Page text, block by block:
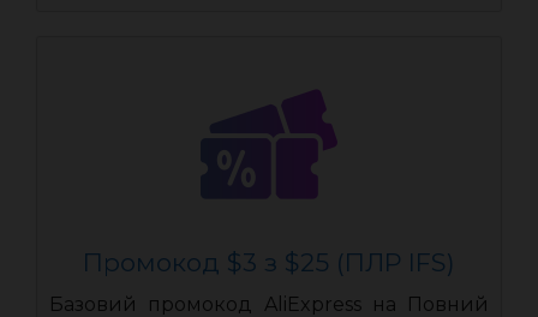
Промокод $3 з $25 (ПЛР IFS)
Базовий промокод AliExpress на Повний